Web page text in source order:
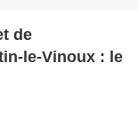
de
le-Vinoux : le